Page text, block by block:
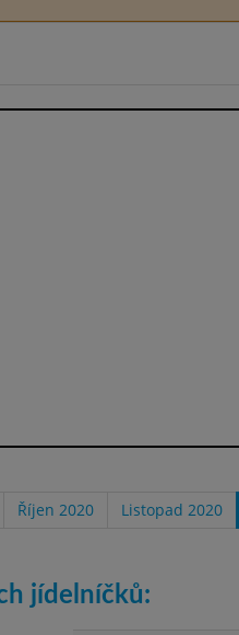
Říjen 2020 Listopad 2020
jídelníčků: